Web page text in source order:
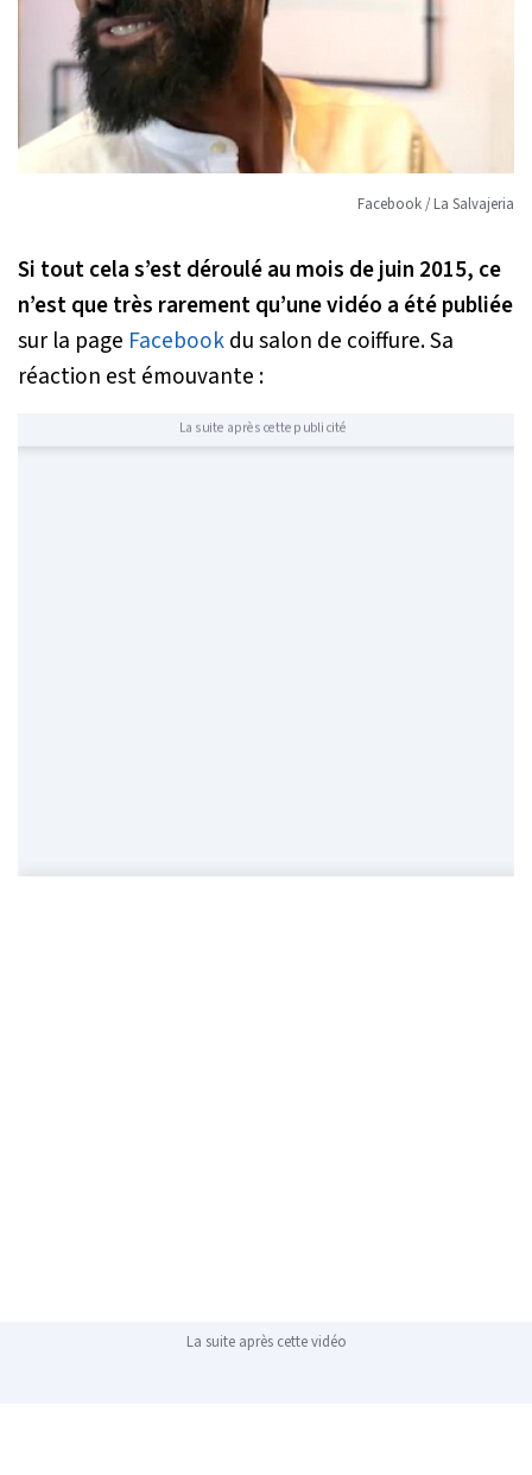
Facebook / La Salvajeria
Si tout cela s’est déroulé au mois de juin 2015, ce
n’est que très rarement qu’une vidéo a été publiée
sur la page Facebookdu salon de coiffure. Sa
réaction est émouvante :
La suite après cette publicité
La suite après cette vidéo